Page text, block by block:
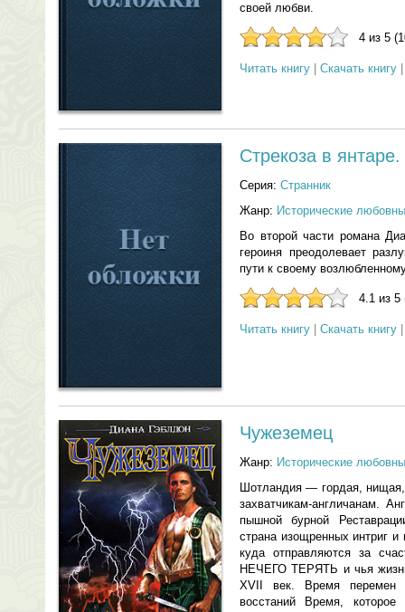
своей любви.
4 из 5
Читать книгу Скачать книгу
Стрекоза в
Серия: Странник
Жанр: Исторические
Во второй части романа
героиня преодолевает
пути к своему
4.1 из 5
Читать книгу Скачать книгу
Чужеземец
Жанр: Исторические
Шотландия — гордая,
захватчикам-англичанам.
пышной бурной
страна изощренных интриг
куда отправляются за
НЕЧЕГО ТЕРЯТЬ и чья
XVII век. Время перемен
восстаний Время,